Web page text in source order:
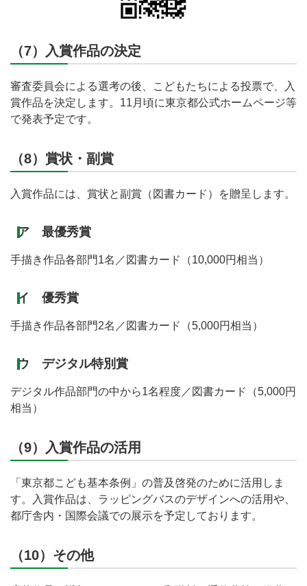
（7）入賞作品の決定
審査委員会による選考の後、こどもたちによる投票で、入
賞作品を決定します。11月頃に東京都公式ホームページ等
で発表予定です。
（8）賞状・副賞
入賞作品には、賞状と副賞（図書カード）を贈呈します。
ア 最優秀賞
手描き作品各部門1名／図書カード（10,000円相当）
イ 優秀賞
手描き作品各部門2名／図書カード（5,000円相当）
ウ デジタル特別賞
デジタル作品部門の中から1名程度／図書カード（5,000円
相当）
（9）入賞作品の活用
「東京都こども基本条例」の普及啓発のために活用しま
す。入賞作品は、ラッピングバスのデザインへの活用や、
都庁舎内・国際会議での展示を予定しております。
（10）その他